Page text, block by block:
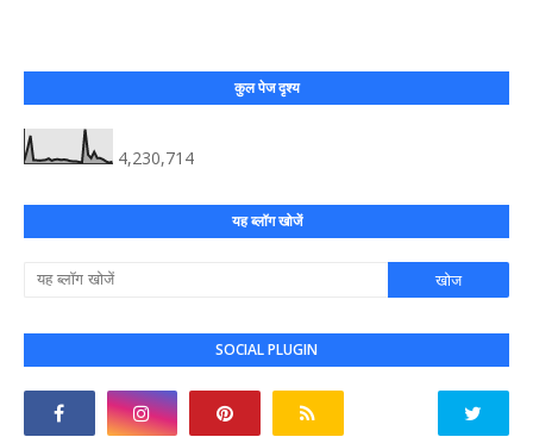
कुल पेज दृश्य
4,230,714
यह ब्लॉग खोजें
SOCIAL PLUGIN